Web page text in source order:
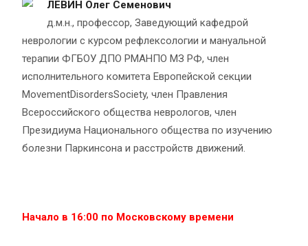
ЛЕВИН Олег Семенович
д.м.н., профессор, Заведующий кафедрой
неврологии с курсом рефлексологии и мануальной
терапии ФГБОУ ДПО РМАНПО МЗ РФ, член
исполнительного комитета Европейской секции
MovementDisordersSociety, член Правления
Всероссийского общества неврологов, член
Президиума Национального общества по изучению
болезни Паркинсона и расстройств движений.
Начало в 16:00 по Московскому времени